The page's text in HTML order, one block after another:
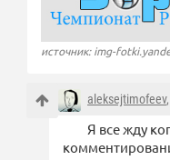
источник: img-
aleksejtimofeev
Я все жду